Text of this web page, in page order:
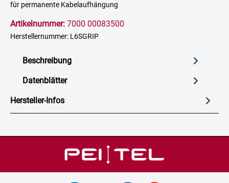
für permanente Kabelaufhängung
Artikelnummer: 7000 00083500
Herstellernummer: L6SGRIP
Beschreibung
Datenblätter
Hersteller-Infos